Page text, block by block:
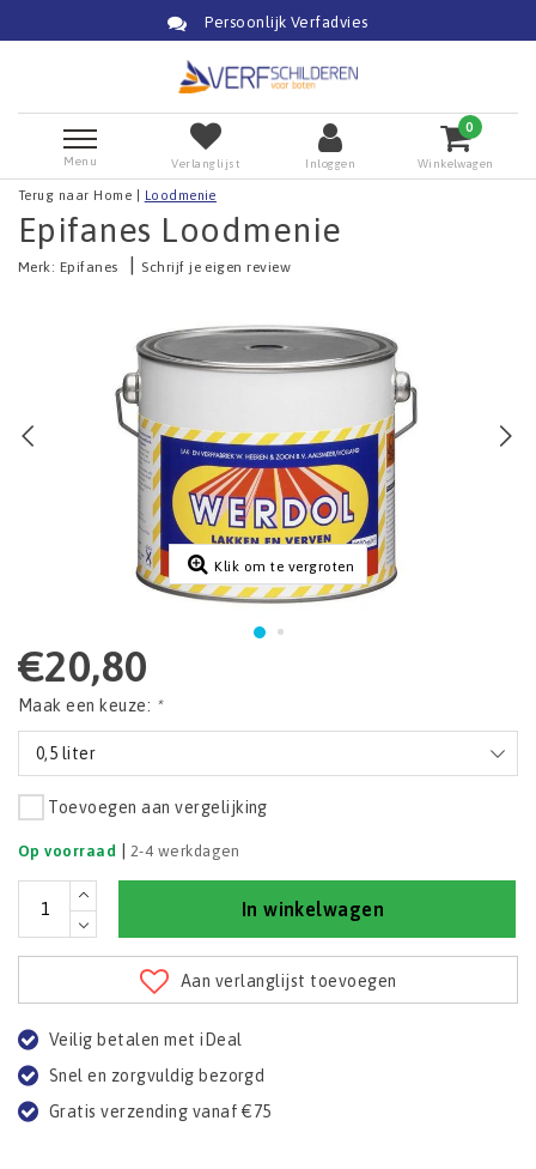
Persoonlijk Verfadvies
Menu Verlanglijst Inloggen
0
Winkelwagen
Terug naar Home Loodmenie
Epifanes Loodmenie
Merk: Epifanes Schrijf je eigen review
Klik om te vergroten
€20,80
Maak een keuze: *
0,5 liter
Toevoegen aan vergelijking
Op voorraad 2-4 werkdagen
In winkelwagen
Aan verlanglijst toevoegen
Veilig betalen met iDeal
Snel en zorgvuldig bezorgd
Gratis verzending vanaf €75